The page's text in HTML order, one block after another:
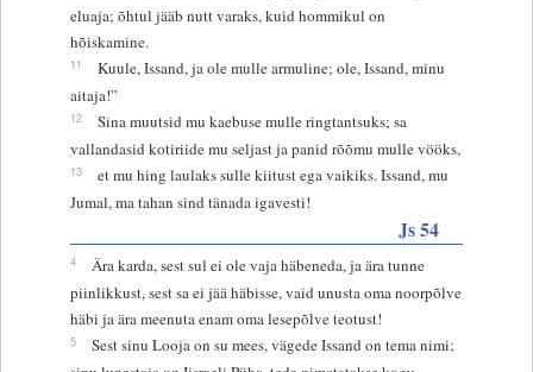
eluaja; õhtul jääb nutt varaks, kuid hommikul on
hõiskamine.
11
Kuule, Issand, ja ole mulle armuline; ole, Issand, minu
aitaja!”
12
Sina muutsid mu kaebuse mulle ringtantsuks; sa
vallandasid kotiriide mu seljast ja panid rõõmu mulle vööks,
13
et mu hing laulaks sulle kiitust ega vaikiks. Issand, mu
Jumal, ma tahan sind tänada igavesti!
Js 54
4
Ära karda, sest sul ei ole vaja häbeneda, ja ära tunne
piinlikkust, sest sa ei jää häbisse, vaid unusta oma noorpõlve
häbi ja ära meenuta enam oma lesepõlve teotust!
5
Sest sinu Looja on su mees, vägede Issand on tema nimi;